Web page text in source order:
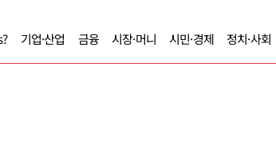
기업·산업 금융 시장·머니 시민·경제 정치·사회